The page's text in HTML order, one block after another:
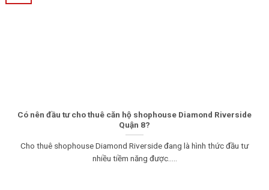
Có nên đầu tư cho thuê căn hộ shophouse Diamond Riverside
Quận 8?
Cho thuê shophouse Diamond Riverside đang là hình thức đầu tư
nhiều tiềm năng được.....